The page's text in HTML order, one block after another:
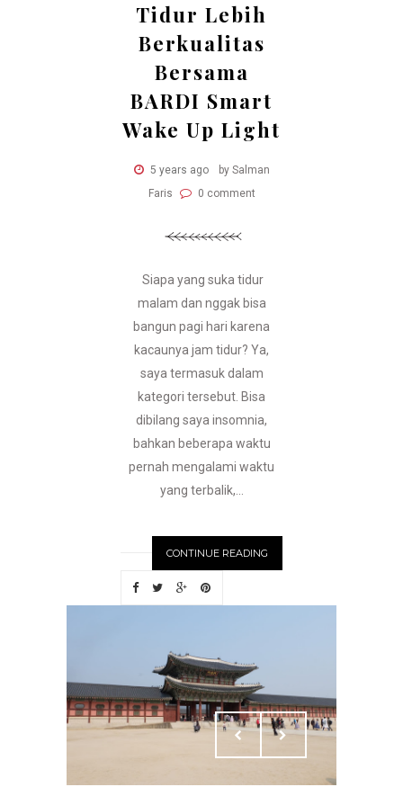
Tidur Lebih
Berkualitas
Bersama
BARDI Smart
Wake Up Light
5 years ago
by Salman
Faris
0 comment
Siapa yang suka tidur
malam dan nggak bisa
bangun pagi hari karena
kacaunya jam tidur? Ya,
saya termasuk dalam
kategori tersebut. Bisa
dibilang saya insomnia,
bahkan beberapa waktu
pernah mengalami waktu
yang terbalik,...
CONTINUE READING